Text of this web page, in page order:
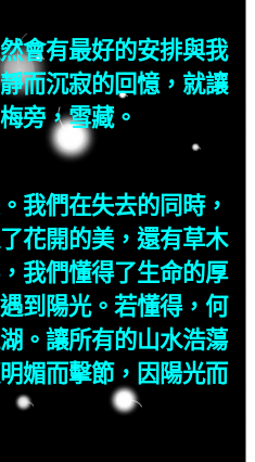
會有最好的安排與我
而沉寂的回憶，就讓
旁，雪藏。
我們在失去的同時，
花開的美，還有草木
我們懂得了生命的厚
到陽光。若懂得，何
。讓所有的山水浩蕩
媚而擊節，因陽光而